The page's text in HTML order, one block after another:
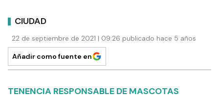
CIUDAD
22 de septiembre de 2021 | 09:26 publicado hace 5 años
Añadir como fuente en
TENENCIA RESPONSABLE DE MASCOTAS